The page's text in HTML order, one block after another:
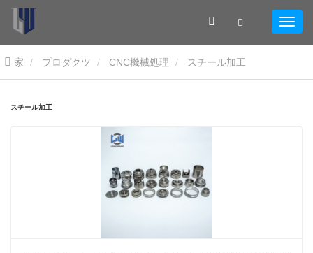
家 プロダクツ CNC機械処理 スチール加工
スチール加工